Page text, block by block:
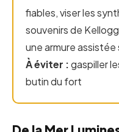
fiables, viser les
souvenirs de
une armure assistée
À éviter :gaspiller
butin du fort